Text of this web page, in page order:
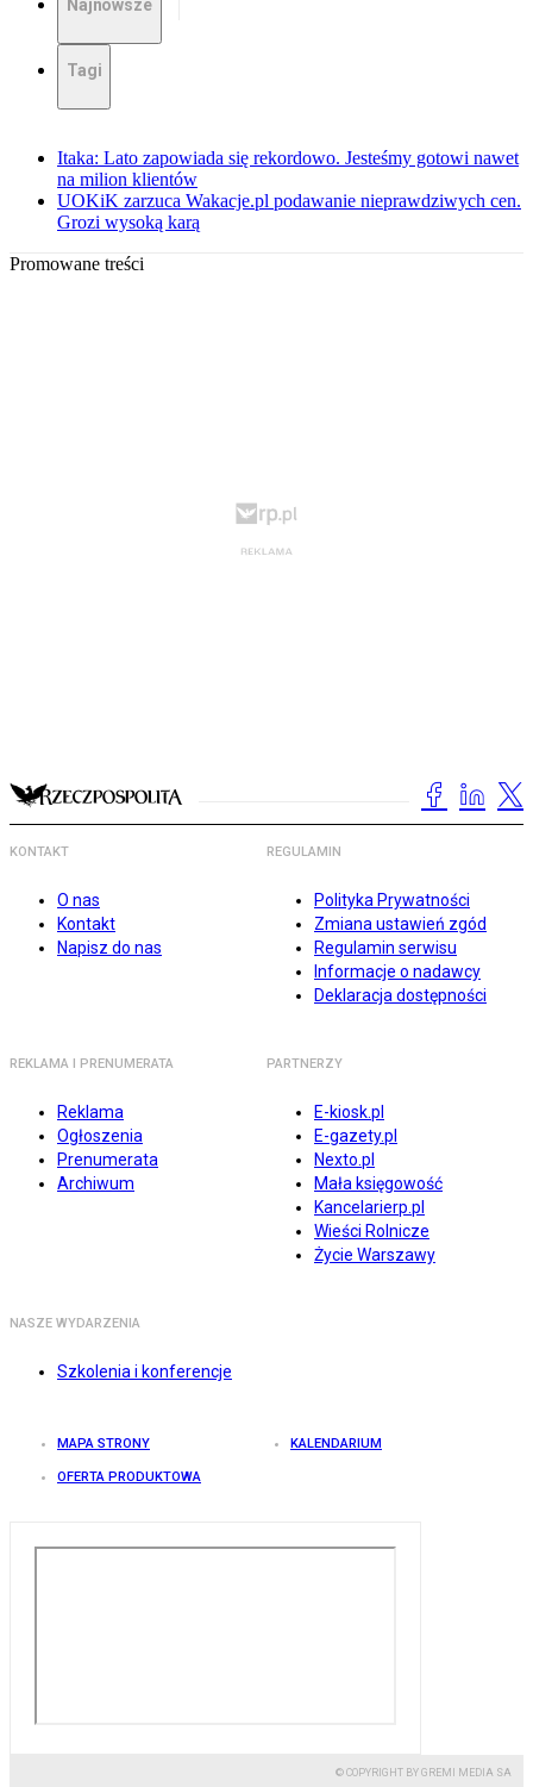
Najnowsze
Tagi
Itaka: Lato zapowiada się rekordowo. Jesteśmy gotowi nawet
na milion klientów
UOKiK zarzuca Wakacje.pl podawanie nieprawdziwych cen.
Grozi wysoką karą
Promowane treści
KONTAKT
O nas
Kontakt
Napisz do nas
REGULAMIN
Polityka Prywatności
Zmiana ustawień zgód
Regulamin serwisu
Informacje o nadawcy
Deklaracja dostępności
REKLAMA I PRENUMERATA
Reklama
Ogłoszenia
Prenumerata
Archiwum
PARTNERZY
E-kiosk.pl
E-gazety.pl
Nexto.pl
Mała księgowość
Kancelarierp.pl
Wieści Rolnicze
Życie Warszawy
NASZE WYDARZENIA
Szkolenia i konferencje
MAPA STRONY KALENDARIUM
OFERTA PRODUKTOWA
© COPYRIGHT BY GREMI MEDIA SA